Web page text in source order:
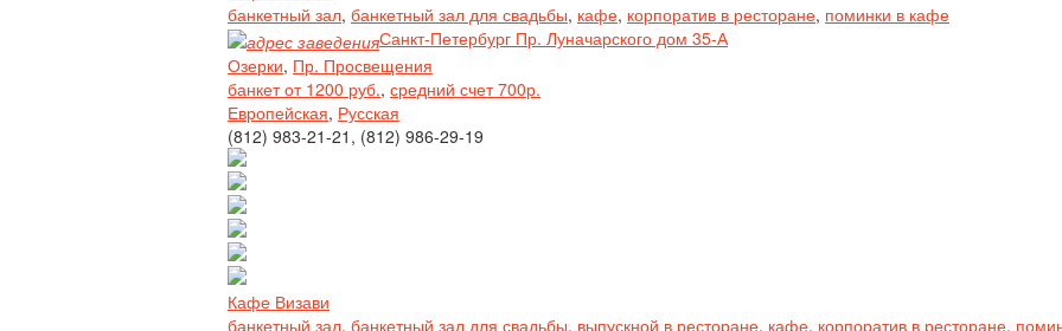
банкетный зал, банкетный зал для свадьбы, кафе, корпоратив в ресторане, поминки в кафе
Санкт-Петербург Пр. Луначарского дом 35-А
Озерки, Пр. Просвещения
банкет от 1200 руб., средний счет 700р.
Европейская, Русская
(812) 983-21-21, (812) 986-29-19
Кафе Визави
банкетный зал, банкетный зал для свадьбы, выпускной в ресторане, кафе, корпоратив в ресторане,